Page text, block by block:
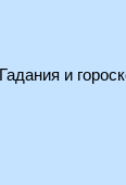
Гадания и